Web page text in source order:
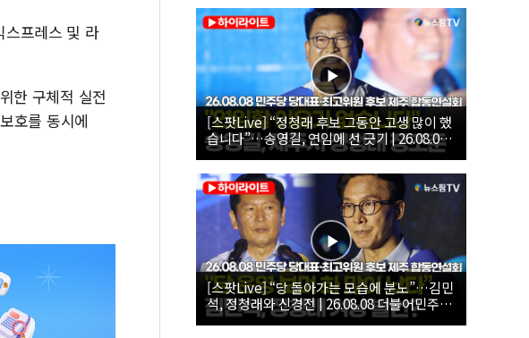
스프레스 및 라
한 구체적 실전
호를 동시에
[스팟Live] “정청래 후보 그동안 고생 많이 했
습니다”…송영길, 연임에 선 긋기 | 26.08.08
더불어민주당 당대표·최고위원 후보 제주 합
동연설회
[스팟Live] “당 돌아가는 모습에 분노”…김민
석, 정청래와 신경전 | 26.08.08 더불어민주당
당대표·최고위원 후보 제주 합동연설회